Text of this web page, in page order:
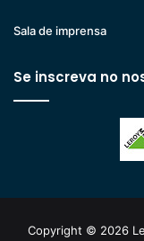
Sala de imprensa
Se inscreva no
Copyright © 2026